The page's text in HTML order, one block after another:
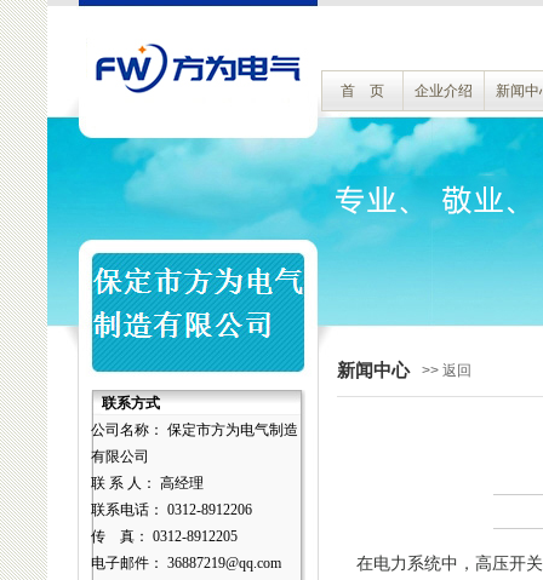
首 页 企业介绍 新闻中
新闻中心 >> 返回
在电力系统中，高压开
联系方式
公司名称： 保定市方为电气制造
有限公司
联 系 人： 高经理
联系电话： 0312-8912206
传 真： 0312-8912205
电子邮件： 36887219@qq.com